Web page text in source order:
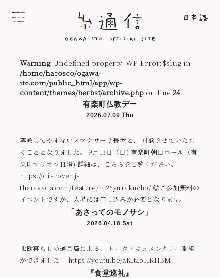
Warning: Undefined property: WP_Error::$slug in
/home/hacosco/ogawa-
ito.com/public_html/app/wp-
content/themes/herbst/archive.phpon line 24
有楽町仏教デー
2026.07.09 Thu
尊敬してやまないスマナサーラ長老と、 対談させていただ
くこととなりました。 9月13日（日) 有楽町朝日ホール（有
楽町マリオン11階) 詳細は、こちらをご覧ください。
https://discover.j-
theravada.com/feature/2026yurakucho/ ◎ご参加無料の
イベントですが、入場には申し込みが必要となります。
「あさってのモノサシ」
2026.04.18 Sat
北欧暮らしの道具店による、 トークドキュメンタリー番組
ができました！ https://youtu.be/aKItaoHRHBM
『食堂巡礼』